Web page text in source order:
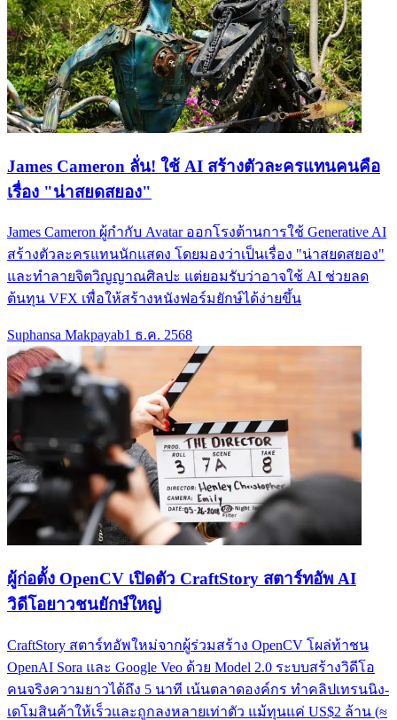
James Cameron ลั่น! ใช้ AI สร้างตัวละครแทนคนคือ
เรื่อง "น่าสยดสยอง"
James Cameron ผู้กำกับ Avatar ออกโรงต้านการใช้ Generative AI
สร้างตัวละครแทนนักแสดง โดยมองว่าเป็นเรื่อง "น่าสยดสยอง"
และทำลายจิตวิญญาณศิลปะ แต่ยอมรับว่าอาจใช้ AI ช่วยลด
ต้นทุน VFX เพื่อให้สร้างหนังฟอร์มยักษ์ได้ง่ายขึ้น
Suphansa Makpayab1 ธ.ค. 2568
ผู้ก่อตั้ง OpenCV เปิดตัว CraftStory สตาร์ทอัพ AI
วิดีโอยาวชนยักษ์ใหญ่
CraftStory สตาร์ทอัพใหม่จากผู้ร่วมสร้าง OpenCV โผล่ท้าชน
OpenAI Sora และ Google Veo ด้วย Model 2.0 ระบบสร้างวิดีโอ
คนจริงความยาวได้ถึง 5 นาที เน้นตลาดองค์กร ทำคลิปเทรนนิง-
เดโมสินค้าให้เร็วและถูกลงหลายเท่าตัว แม้ทุนแค่ US$2 ล้าน (≈